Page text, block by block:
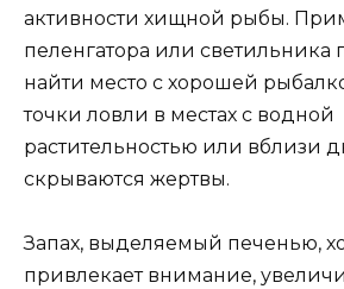
активности хищной рыбы.
пеленгатора или светильника
найти место с хорошей
точки ловли в местах с водной
растительностью или вблизи
скрываются жертвы.
Запах, выделяемый печенью,
привлекает внимание,